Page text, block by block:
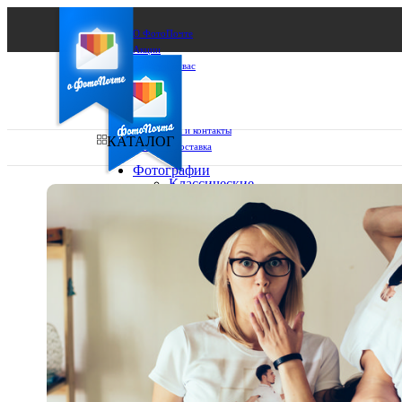
О ФотоПочте
Акции
Сделаем за вас
Бизнесу
FAQ
Франшиза
Поддержка и контакты
Оплата и доставка
Ваш регион доставки
Выберите из списка:
КАТАЛОГ
Фотографии
Классические
10х10
10х15
13х18
15х15
15х20
20х20
20х30
30х30
30х40
А4
Фото
в